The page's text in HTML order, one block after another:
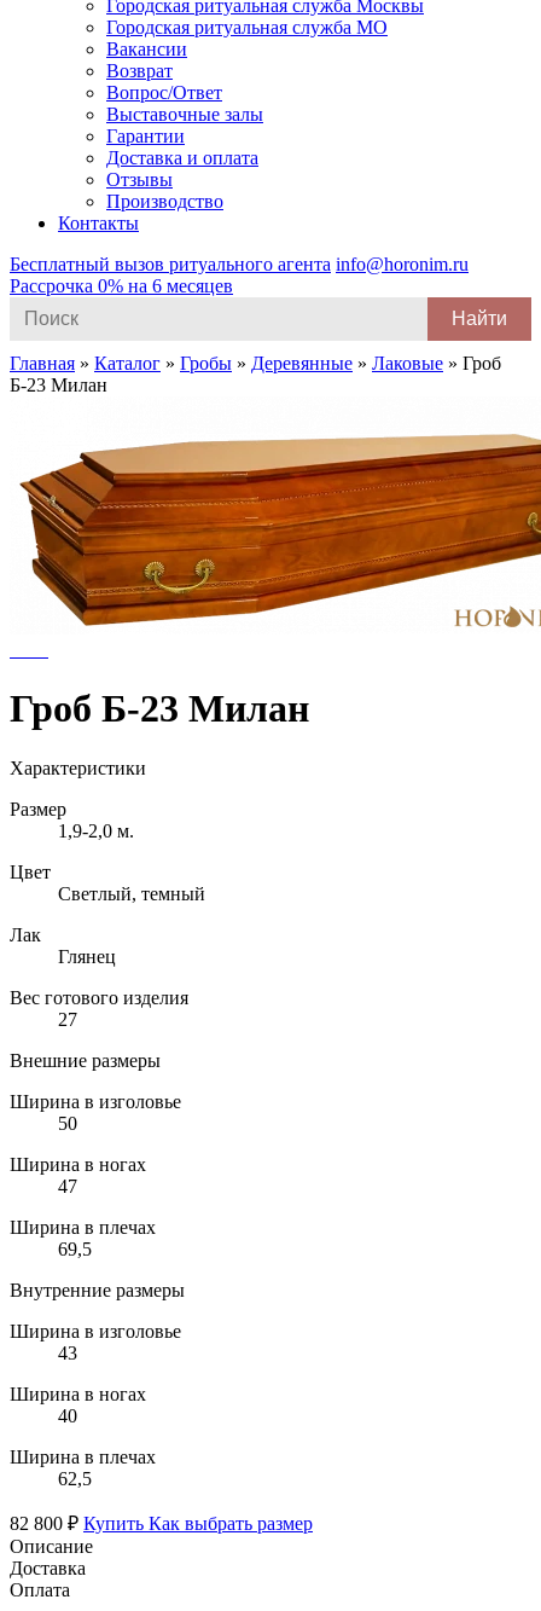
Городская ритуальная служба Москвы
Городская ритуальная служба МО
Вакансии
Возврат
Вопрос/Ответ
Выставочные залы
Гарантии
Доставка и оплата
Отзывы
Производство
Контакты
Бесплатный вызов ритуального агента info@horonim.ru
Рассрочка 0% на 6 месяцев
for:
Главная » Каталог » Гробы » Деревянные » Лаковые » Гроб
Б-23 Милан
Гроб Б-23 Милан
Характеристики
Размер
1,9-2,0 м.
Цвет
Светлый, темный
Лак
Глянец
Вес готового изделия
27
Внешние размеры
Ширина в изголовье
50
Ширина в ногах
47
Ширина в плечах
69,5
Внутренние размеры
Ширина в изголовье
43
Ширина в ногах
40
Ширина в плечах
62,5
82 800 ₽ Купить Как выбрать размер
Описание
Доставка
Оплата